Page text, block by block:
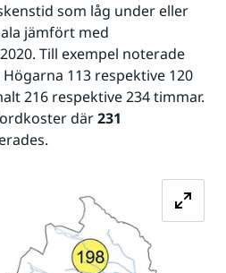
som låg under eller
jämfört med
Till exempel noterade
113 respektive 120
216 respektive 234 timmar.
där 231